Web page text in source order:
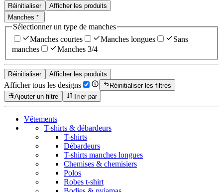
Réinitialiser
Afficher les produits
Manches
Sélectionner un type de manches
Manches courtes
Manches longues
Sans
manches
Manches 3/4
Réinitialiser Afficher les produits
Afficher tous les designs
Réinitialiser les filtres
Ajouter un filtre
Trier par
Vêtements
T-shirts & débardeurs
T-shirts
Débardeurs
T-shirts manches longues
Chemises & chemisiers
Polos
Robes t-shirt